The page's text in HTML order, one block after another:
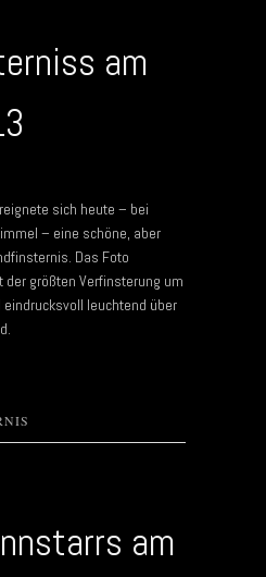
am
sich heute – bei
– eine schöne, aber
Das Foto
größten Verfinsterung um
eindrucksvoll leuchtend über
am